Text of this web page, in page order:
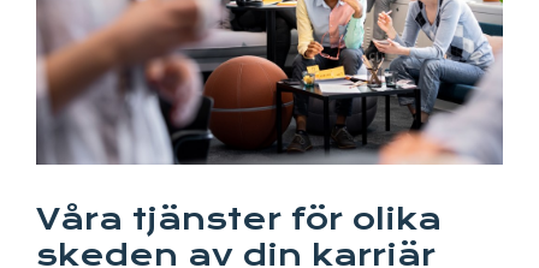
Våra tjänster för olika
skeden av din karriär